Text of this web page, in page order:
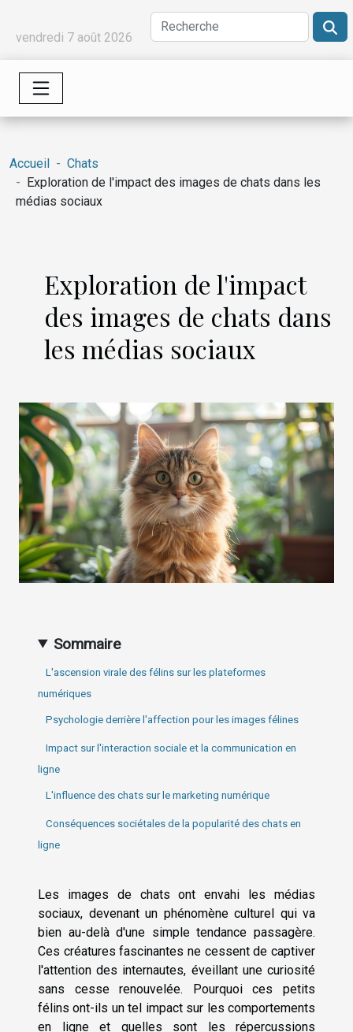
vendredi 7 août 2026
Accueil
Chats
Exploration de l'impact des images de chats dans les
médias sociaux
Exploration de l'impact
des images de chats dans
les médias sociaux
Sommaire
L'ascension virale des félins sur les plateformes
numériques
Psychologie derrière l'affection pour les images félines
Impact sur l'interaction sociale et la communication en
ligne
L'influence des chats sur le marketing numérique
Conséquences sociétales de la popularité des chats en
ligne
Les images de chats ont envahi les médias
sociaux, devenant un phénomène culturel qui va
bien au-delà d'une simple tendance passagère.
Ces créatures fascinantes ne cessent de captiver
l'attention des internautes, éveillant une curiosité
sans cesse renouvelée. Pourquoi ces petits
félins ont-ils un tel impact sur les comportements
en ligne et quelles sont les répercussions